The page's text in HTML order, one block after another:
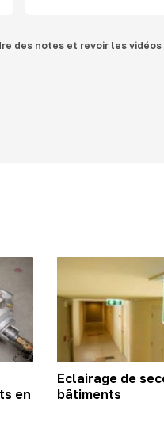
des notes et revoir les vidéos
en
Eclairage de
bâtiments